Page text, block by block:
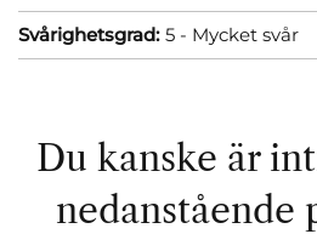
Svårighetsgrad: 5 - Mycket svår
Du kanske är
nedanstående